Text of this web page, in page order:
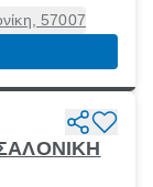
57007